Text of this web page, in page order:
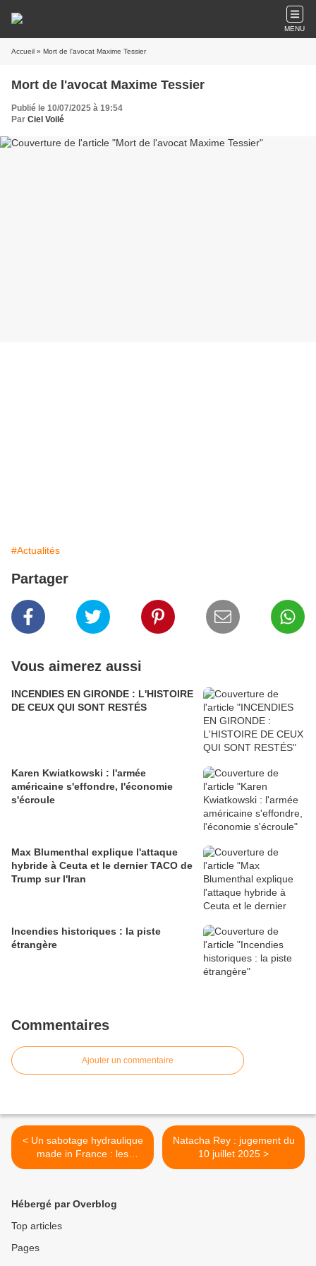
MENU
Accueil » Mort de l'avocat Maxime Tessier
Mort de l'avocat Maxime Tessier
Publié le 10/07/2025 à 19:54
Par Ciel Voilé
#Actualités
Partager
Vous aimerez aussi
INCENDIES EN GIRONDE : L'HISTOIRE
DE CEUX QUI SONT RESTÉS
Karen Kwiatkowski : l'armée
américaine s'effondre, l'économie
s'écroule
Max Blumenthal explique l'attaque
hybride à Ceuta et le dernier TACO de
Trump sur l'Iran
Incendies historiques : la piste
étrangère
Commentaires
Ajouter un commentaire
< Un sabotage hydraulique
made in France : les
technocrates élitistes
Natacha Rey : jugement du
10 juillet 2025 >
Hébergé par Overblog
Top articles
Pages